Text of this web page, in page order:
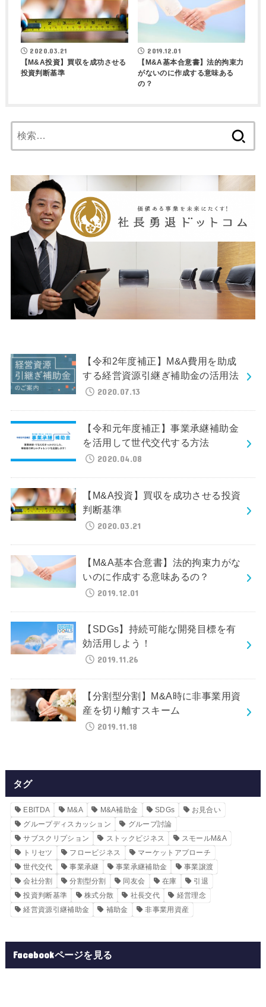
2020.03.21
【M&A投資】買収を成功させる
投資判断基準
2019.12.01
【M&A基本合意書】法的拘束力
がないのに作成する意味ある
の？
【令和2年度補正】M&A費用を助成
する経営資源引継ぎ補助金の活用法
2020.07.13
【令和元年度補正】事業承継補助金
を活用して世代交代する方法
2020.04.08
【M&A投資】買収を成功させる投資
判断基準
2020.03.21
【M&A基本合意書】法的拘束力がな
いのに作成する意味あるの？
2019.12.01
【SDGs】持続可能な開発目標を有
効活用しよう！
2019.11.26
【分割型分割】M&A時に非事業用資
産を切り離すスキーム
2019.11.18
タグ
EBITDA M&A M&A補助金 SDGs
お見合い
グループディスカッション
グループ討論
サブスクリプション
ストックビジネス
スモールM&A
トリセツ
フロービジネス
マーケットアプローチ
世代交代
事業承継 事業承継補助金
事業譲渡
会社分割
分割型分割 同友会 在庫
引退
投資判断基準
株式分散 社長交代
経営理念
経営資源引継補助金
補助金 非事業用資産
Facebookページを見る